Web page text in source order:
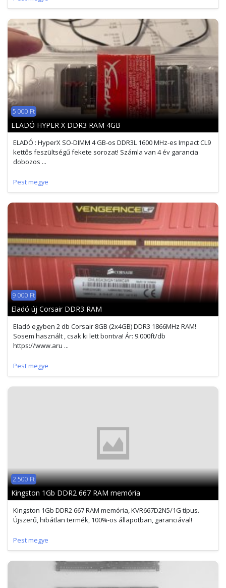
5 000 Ft
ELADÓ HYPER X DDR3 RAM 4GB
ELADÓ : HyperX SO-DIMM 4 GB-os DDR3L 1600 MHz-es Impact CL9
kettős feszültségű fekete sorozat! Számla van 4 év garancia
dobozos ...
Pest megye
9 000 Ft
Eladó új Corsair DDR3 RAM
Eladó egyben 2 db Corsair 8GB (2x4GB) DDR3 1866MHz RAM!
Sosem használt , csak ki lett bontva! Ár: 9.000ft/db
https://www.aru ...
Pest megye
2 500 Ft
Kingston 1Gb DDR2 667 RAM memória
Kingston 1Gb DDR2 667 RAM memória, KVR667D2N5/1G típus.
Újszerű, hibátlan termék, 100%-os állapotban, garanciával!
Pest megye